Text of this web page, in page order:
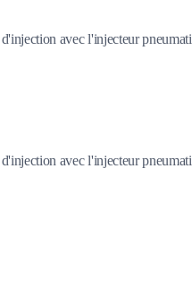
avec l'injecteur
avec l'injecteur